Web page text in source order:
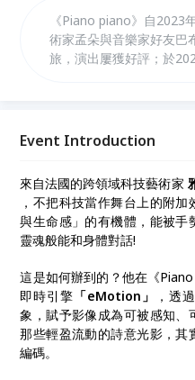
《Piano piano》自2023
術家孟朵與音樂家好友巴
旅，演出屢獲好評；於
數學、物理、電腦科學與
工作坊深度分享自己創作
Event Introduction
來自法國的跨領域科技藝術家
，不把科技當作舞台上的附
與生命感」的有機體，能被
靈魂般能和身體對話!
這是如何辦到的？他在《
即時引擎 「eMotion」
，透
象，賦予影像成為可被感知
那些輕盈流動的詩意光影，
編碼。